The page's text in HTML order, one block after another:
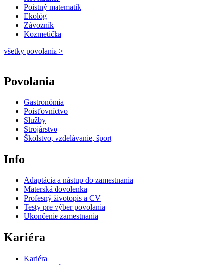
Poistný matematik
Ekológ
Závozník
Kozmetička
všetky povolania >
Povolania
Gastronómia
Poisťovníctvo
Služby
Strojárstvo
Školstvo, vzdelávanie, šport
Info
Adaptácia a nástup do zamestnania
Materská dovolenka
Profesný životopis a CV
Testy pre výber povolania
Ukončenie zamestnania
Kariéra
Kariéra